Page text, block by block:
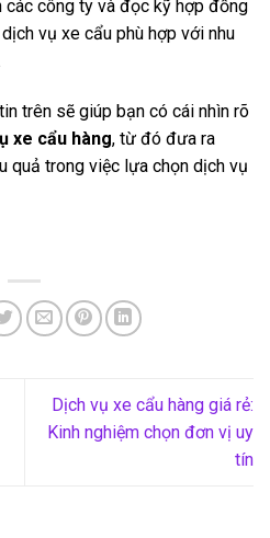
các công ty và đọc kỹ hợp đồng
vụ xe cẩu phù hợp với nhu
trên sẽ giúp bạn có cái nhìn rõ
xe cẩu hàng, từ đó đưa ra
quả trong việc lựa chọn dịch vụ
Dịch vụ xe cẩu hàng giá rẻ:
Kinh nghiệm chọn đơn vị uy
tín